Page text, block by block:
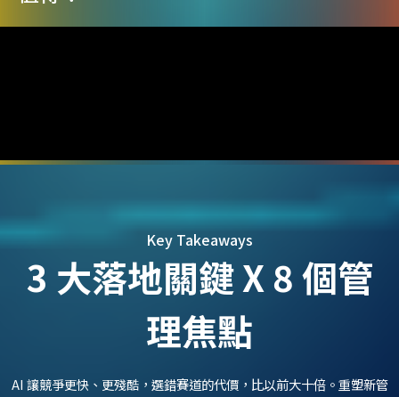
Key Takeaways
3 大落地關鍵 X 8 個管
理焦點
AI 讓競爭更快、更殘酷，選錯賽道的代價，比以前大十倍。重塑新管